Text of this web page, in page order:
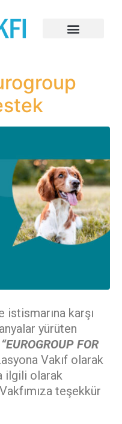
istismarına karşı
yürüten
“EUROGROUP FOR
Vakıf olarak
ilgili olarak
teşekkür